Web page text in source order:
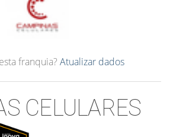
franquia? Atualizar dados
CELULARES